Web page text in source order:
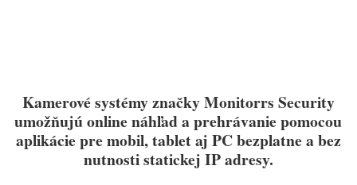
Kamerové systémy značky Monitorrs Security
umožňujú online náhľad a prehrávanie pomocou
aplikácie pre mobil, tablet aj PC bezplatne a bez
nutnosti statickej IP adresy.